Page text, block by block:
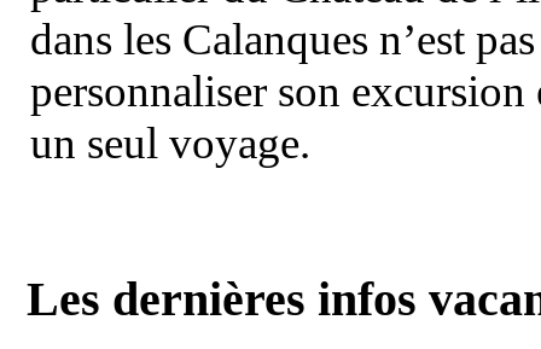
dans les Calanques n’est
personnaliser son
un seul voyage.
Les dernières infos